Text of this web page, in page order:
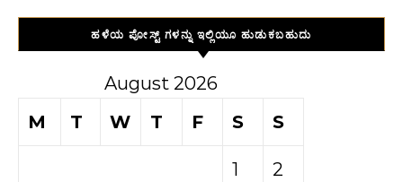
ಹಳೆಯ ಪೋಸ್ಟ್ ಗಳನ್ನು ಇಲ್ಲಿಯೂ ಹುಡುಕಬಹುದು
August 2026
M
T W T F S S
1 2